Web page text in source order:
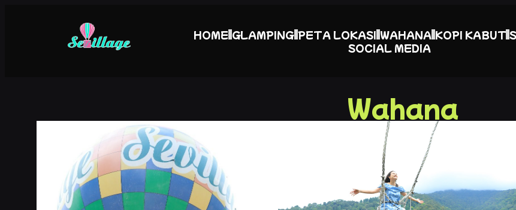
HOME GLAMPING PETA LOKASI WAHANA KOPI KABUT
SOCIAL MEDIA
Wahana